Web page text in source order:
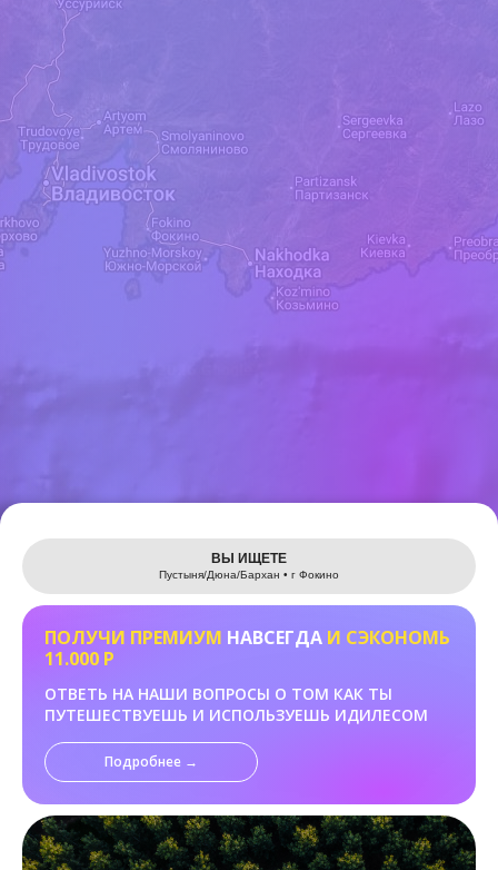
Leaflet
ВЫ ИЩЕТЕ
Пустыня/Дюна/Бархан • г Фокино
ПОЛУЧИ ПРЕМИУМ НАВСЕГДА И СЭКОНОМЬ
11.000 Р
ОТВЕТЬ НА НАШИ ВОПРОСЫ О ТОМ КАК ТЫ
ПУТЕШЕСТВУЕШЬ И ИСПОЛЬЗУЕШЬ ИДИЛЕСОМ
Подробнее →